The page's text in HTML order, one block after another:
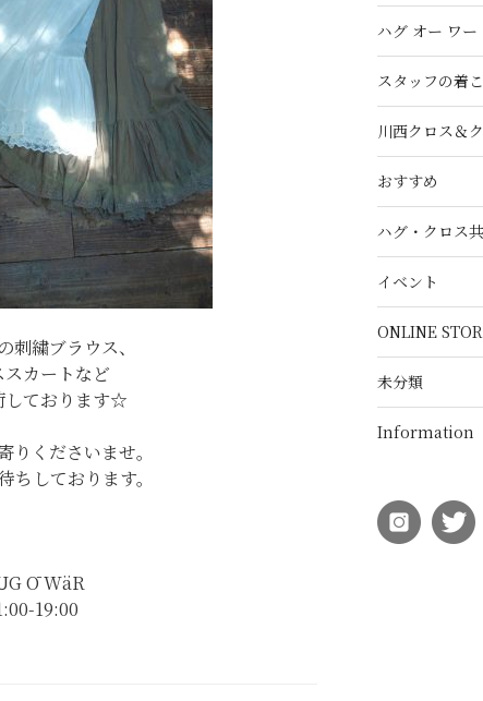
刺繍ブラウス、
スカートなど
しております☆
りくださいませ。
ちしております。
Ō WäR
19:00
ハグ オー ワー
スタッフの着
川西クロス＆
おすすめ
ハグ・クロス
イベント
ONLINE
未分類
Information